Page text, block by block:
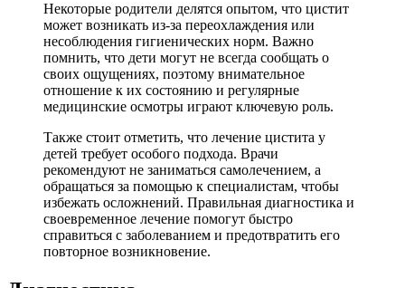
Некоторые родители делятся опытом, что цистит
может возникать из-за переохлаждения или
несоблюдения гигиенических норм. Важно
помнить, что дети могут не всегда сообщать о
своих ощущениях, поэтому внимательное
отношение к их состоянию и регулярные
медицинские осмотры играют ключевую роль.
Также стоит отметить, что лечение цистита у
детей требует особого подхода. Врачи
рекомендуют не заниматься самолечением, а
обращаться за помощью к специалистам, чтобы
избежать осложнений. Правильная диагностика и
своевременное лечение помогут быстро
справиться с заболеванием и предотвратить его
повторное возникновение.